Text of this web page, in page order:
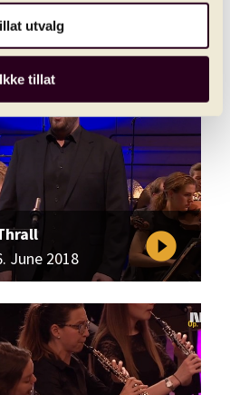
utvalg
Ikke tillat
June 2018
June 2018
play_circle_filled